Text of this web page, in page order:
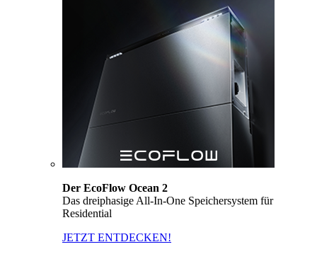
Der EcoFlow Ocean 2
Das dreiphasige All-In-One Speichersystem für
Residential
JETZT ENTDECKEN!